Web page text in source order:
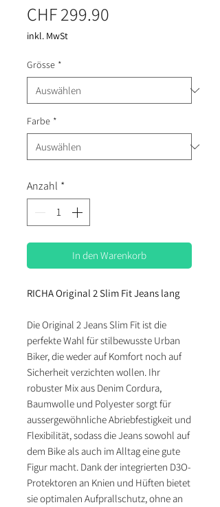
CHF 299.90
inkl. MwSt
Grösse *
Farbe *
Anzahl *
In den Warenkorb
RICHA Original 2 Slim Fit Jeans lang
Die Original 2 Jeans Slim Fit ist die
perfekte Wahl für stilbewusste Urban
Biker, die weder auf Komfort noch auf
Sicherheit verzichten wollen. Ihr
robuster Mix aus Denim Cordura,
Baumwolle und Polyester sorgt für
aussergewöhnliche Abriebfestigkeit und
Flexibilität, sodass die Jeans sowohl auf
dem Bike als auch im Alltag eine gute
Figur macht. Dank der integrierten D3O-
Protektoren an Knien und Hüften bietet
sie optimalen Aufprallschutz, ohne an